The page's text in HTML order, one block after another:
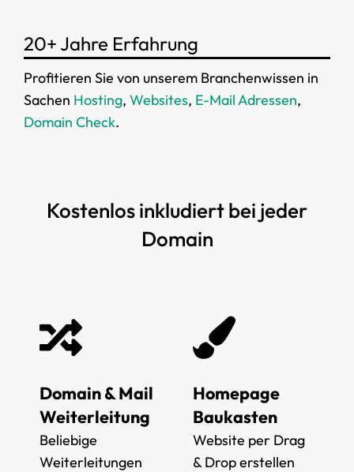
20+ Jahre Erfahrung
Profitieren Sie von unserem Branchenwissen in
Sachen Hosting, Websites, E-Mail Adressen,
Domain Check.
Kostenlos inkludiert bei jeder
Domain
Domain & Mail
Weiterleitung
Beliebige
Weiterleitungen
Homepage
Baukasten
Website per Drag
& Drop erstellen